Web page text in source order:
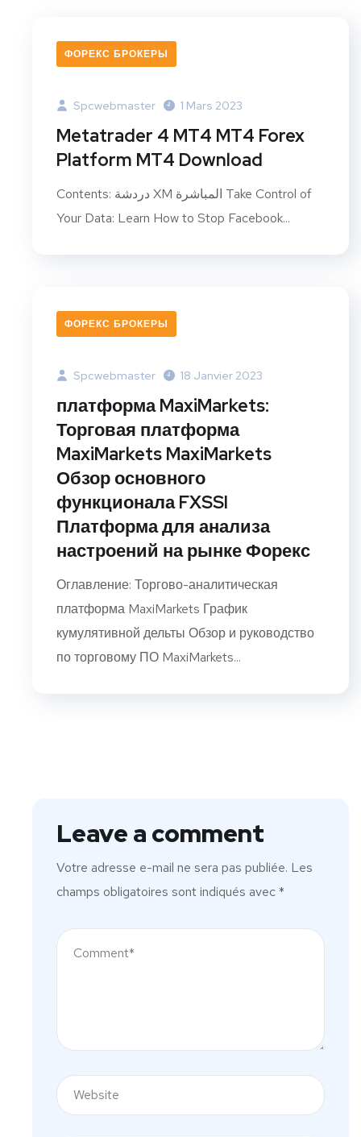
ФОРЕКС БРОКЕРЫ
Spcwebmaster 1 Mars 2023
Metatrader 4 MT4 MT4 Forex
Platform MT4 Download
Contents: دردشة XM المباشرة Take Control of
Your Data: Learn How to Stop Facebook...
ФОРЕКС БРОКЕРЫ
Spcwebmaster 18 Janvier 2023
платформа MaxiMarkets:
Торговая платформа
MaxiMarkets MaxiMarkets
Обзор основного
функционала FXSSI
Платформа для анализа
настроений на рынке Форекс
Оглавление: Торгово-аналитическая
платформа MaxiMarkets График
кумулятивной дельты Обзор и руководство
по торговому ПО MaxiMarkets...
Leave a comment
Votre adresse e-mail ne sera pas publiée. Les
champs obligatoires sont indiqués avec*